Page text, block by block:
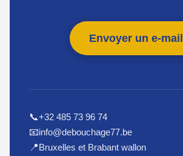
Envoyer un e-mail
📞+32 485 73 96 74
📧info@debouchage77.be
📍Bruxelles et Brabant wallon